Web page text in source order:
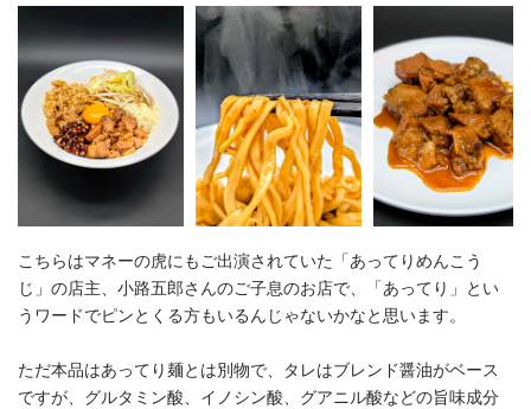
こちらはマネーの虎にもご出演されていた「あってりめんこう
じ」の店主、小路五郎さんのご子息のお店で、「あってり」とい
うワードでピンとくる方もいるんじゃないかなと思います。
ただ本品はあってり麺とは別物で、タレはブレンド醤油がベース
ですが、グルタミン酸、イノシン酸、グアニル酸などの旨味成分